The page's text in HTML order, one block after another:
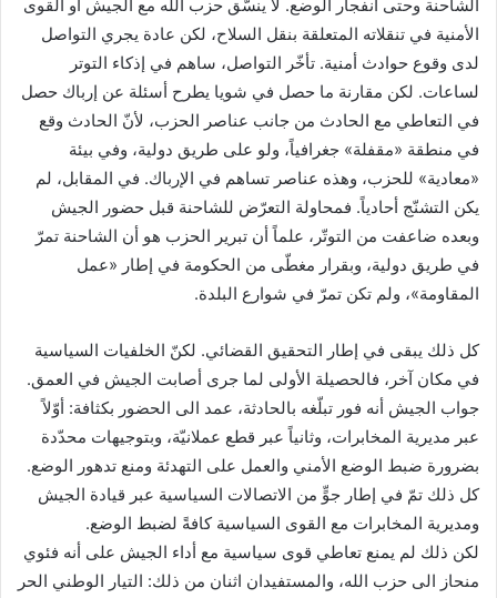
الشاحنة وحتى انفجار الوضع. لا ينسّق حزب الله مع الجيش أو القوى
الأمنية في تنقلاته المتعلقة بنقل السلاح، لكن عادة يجري التواصل
لدى وقوع حوادث أمنية. تأخّر التواصل، ساهم في إذكاء التوتر
لساعات. لكن مقارنة ما حصل في شويا يطرح أسئلة عن إرباك حصل
في التعاطي مع الحادث من جانب عناصر الحزب، لأنّ الحادث وقع
في منطقة «مقفلة» جغرافياً، ولو على طريق دولية، وفي بيئة
«معادية» للحزب، وهذه عناصر تساهم في الإرباك. في المقابل، لم
يكن التشنّج أحادياً. فمحاولة التعرّض للشاحنة قبل حضور الجيش
وبعده ضاعفت من التوتّر، علماً أن تبرير الحزب هو أن الشاحنة تمرّ
في طريق دولية، وبقرار مغطّى من الحكومة في إطار «عمل
المقاومة»، ولم تكن تمرّ في شوارع البلدة.
كل ذلك يبقى في إطار التحقيق القضائي. لكنّ الخلفيات السياسية
في مكان آخر، فالحصيلة الأولى لما جرى أصابت الجيش في العمق.
جواب الجيش أنه فور تبلّغه بالحادثة، عمد الى الحضور بكثافة: أوّلاً
عبر مديرية المخابرات، وثانياً عبر قطع عملانيّة، وبتوجيهات محدّدة
بضرورة ضبط الوضع الأمني والعمل على التهدئة ومنع تدهور الوضع.
كل ذلك تمّ في إطار جوٍّ من الاتصالات السياسية عبر قيادة الجيش
ومديرية المخابرات مع القوى السياسية كافةً لضبط الوضع.
لكن ذلك لم يمنع تعاطي قوى سياسية مع أداء الجيش على أنه فئوي
منحاز الى حزب الله، والمستفيدان اثنان من ذلك: التيار الوطني الحر